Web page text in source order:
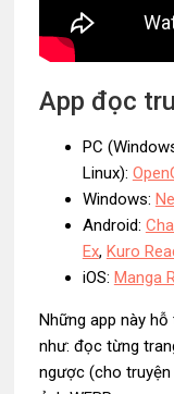
App đọc
PC
Linux):
Windows:
Android:
Ex, Kuro
iOS: Manga
Những app này
như: đọc từng
ngược (cho